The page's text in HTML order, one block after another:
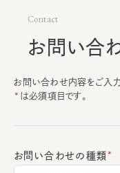
Contact
お問い合
お問い合わせ内容をご入力
は必須項目です。
お問い合わせの種類